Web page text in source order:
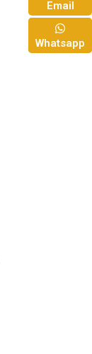
Email
Whatsapp